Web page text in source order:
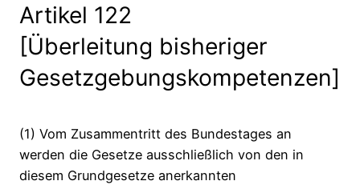
Artikel 122
[Überleitung bisheriger
Gesetzgebungskompetenzen]
(1) Vom Zusammentritt des Bundestages an
werden die Gesetze ausschließlich von den in
diesem Grundgesetze anerkannten